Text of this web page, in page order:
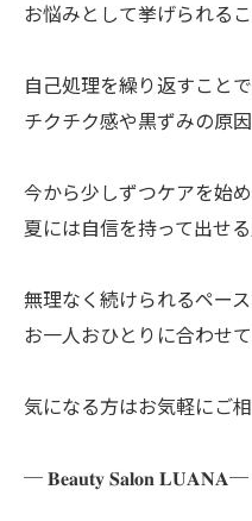
お悩みとして挙げられる
自己処理を繰り返すことで
チクチク感や黒ずみの原
今から少しずつケアを始め
夏には自信を持って出せ
無理なく続けられるペー
お一人おひとりに合わせ
気になる方はお気軽にご
─ 𝐁𝐞𝐚𝐮𝐭𝐲 𝐒𝐚𝐥𝐨𝐧 𝐋𝐔𝐀𝐍𝐀─